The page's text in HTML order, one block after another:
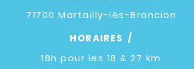
71700 Martailly-lès-Brancion
HORAIRES /
18h pour les 18 & 27 km